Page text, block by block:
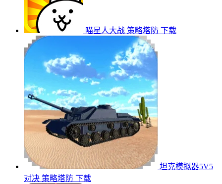
喵星人大战 策略塔防 下载
坦克模拟器5V5
对决 策略塔防 下载